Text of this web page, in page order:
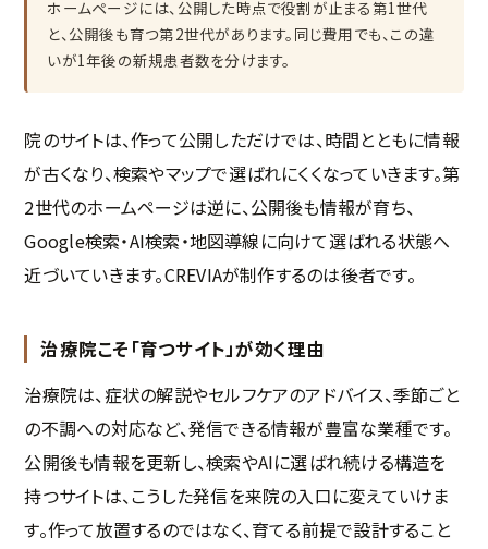
ホームページには、公開した時点で役割が止まる第1世代
と、公開後も育つ第2世代があります。同じ費用でも、この違
いが1年後の新規患者数を分けます。
院のサイトは、作って公開しただけでは、時間とともに情報
が古くなり、検索やマップで選ばれにくくなっていきます。第
2世代のホームページは逆に、公開後も情報が育ち、
Google検索・AI検索・地図導線に向けて選ばれる状態へ
近づいていきます。CREVIAが制作するのは後者です。
治療院こそ「育つサイト」が効く理由
治療院は、症状の解説やセルフケアのアドバイス、季節ごと
の不調への対応など、発信できる情報が豊富な業種です。
公開後も情報を更新し、検索やAIに選ばれ続ける構造を
持つサイトは、こうした発信を来院の入口に変えていけま
す。作って放置するのではなく、育てる前提で設計すること